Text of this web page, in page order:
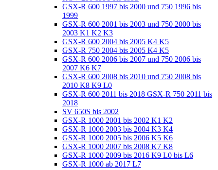
GSX-R 600 1997 bis 2000 und 750 1996 bis
1999
GSX-R 600 2001 bis 2003 und 750 2000 bis
2003 K1 K2 K3
GSX-R 600 2004 bis 2005 K4 K5
GSX-R 750 2004 bis 2005 K4 K5
GSX-R 600 2006 bis 2007 und 750 2006 bis
2007 K6 K7
GSX-R 600 2008 bis 2010 und 750 2008 bis
2010 K8 K9 L0
GSX-R 600 2011 bis 2018 GSX-R 750 2011 bis
2018
SV 650S bis 2002
GSX-R 1000 2001 bis 2002 K1 K2
GSX-R 1000 2003 bis 2004 K3 K4
GSX-R 1000 2005 bis 2006 K5 K6
GSX-R 1000 2007 bis 2008 K7 K8
GSX-R 1000 2009 bis 2016 K9 L0 bis L6
GSX-R 1000 ab 2017 L7